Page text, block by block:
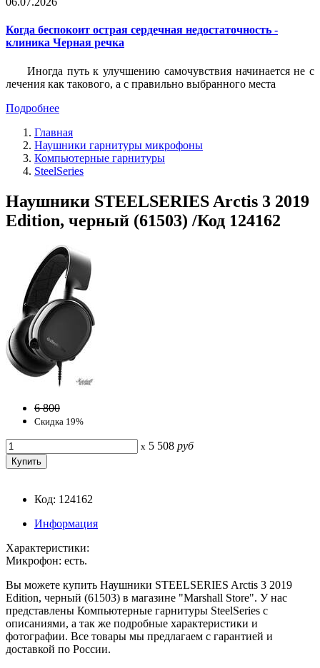
Когда беспокоит острая сердечная недостаточность -
клиника Черная речка
Иногда путь к улучшению самочувствия начинается не с
лечения как такового, а с правильно выбранного места
Подробнее
Главная
Наушники гарнитуры микрофоны
Компьютерные гарнитуры
SteelSeries
Наушники STEELSERIES Arctis 3 2019
Edition, черный (61503) /Код 124162
6 800
Скидка 19%
x 5 508 руб
Код: 124162
Информация
Характеристики:
Микрофон: есть.
Вы можете купить Наушники STEELSERIES Arctis 3 2019
Edition, черный (61503) в магазине "Marshall Store". У нас
представлены Компьютерные гарнитуры SteelSeries с
описаниями, а так же подробные характеристики и
фотографии. Все товары мы предлагаем с гарантией и
доставкой по России.